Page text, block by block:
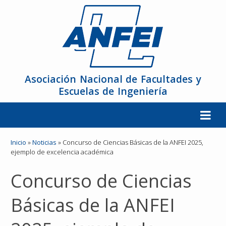
Asociación Nacional de Facultades y
Escuelas de Ingeniería
La ANFEI
Inicio »Noticias » Concurso de Ciencias Básicas de la ANFEI 2025,
ejemplo de excelencia académica
Concurso de Ciencias
Básicas de la ANFEI